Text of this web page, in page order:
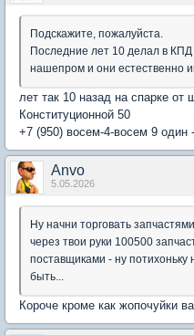
Подскажите, пожалуйста.
Последние лет 10 делал в КПД
нашепром и они естественно
лет так 10 назад на спарке
Конституционной 50
+7 (950) восем-4-восем 9 один
Anvo
5.05.2026
Ну начни торговать
через твои руки 100500
поставщиками - ну
быть...
Короче кроме как жопочуйки